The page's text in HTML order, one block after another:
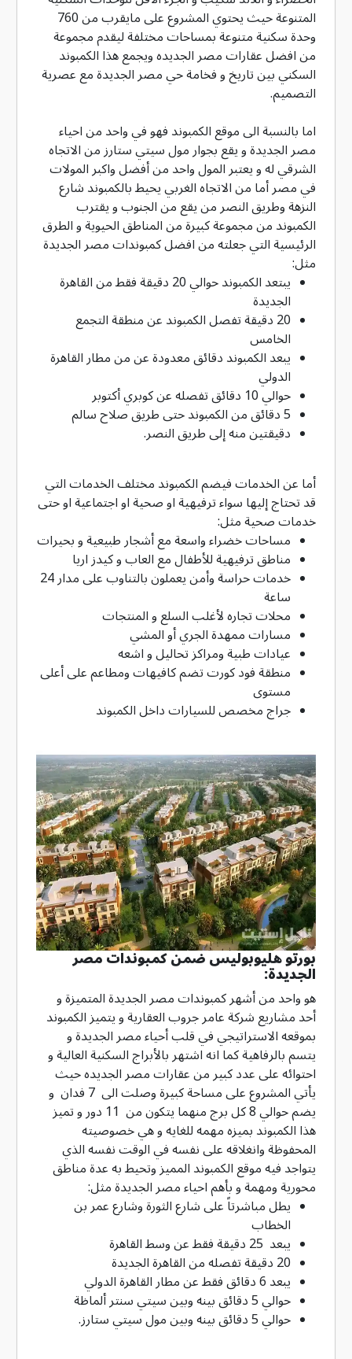
المتنوعة حيث يحتوي المشروع على مايقرب من 760
وحدة سكنية متنوعة بمساحات مختلفة ليقدم مجموعة
من افضل عقارات مصر الجديده ويجمع هذا الكمبوند
السكني بين تاريخ و فخامة حي مصر الجديدة مع عصرية
التصميم.
اما بالنسبة الى موقع الكمبوند فهو في واحد من احياء
مصر الجديدة و يقع بجوار مول سيتي ستارز من الاتجاه
الشرقي له و يعتبر المول واحد من أفضل واكبر المولات
في مصر أما من الاتجاه الغربي يحيط بالكمبوند شارع
النزهة وطريق النصر من يقع من الجنوب و يقترب
الكمبوند من مجموعة كبيرة من المناطق الحيوية و الطرق
الرئيسية التي جعلته من افضل كمبوندات مصر الجديدة
مثل:
يبتعد الكمبوند حوالي 20 دقيقة فقط من القاهرة
الجديدة
20 دقيقة تفصل الكمبوند عن منطقة التجمع
الخامس
يبعد الكمبوند دقائق معدودة عن من مطار القاهرة
الدولي
حوالي 10 دقائق تفصله عن كوبري أكتوبر
5 دقائق من الكمبوند حتى طريق صلاح سالم
دقيقتين منه إلى طريق النصر.
أما عن الخدمات فيضم الكمبوند مختلف الخدمات التي
قد تحتاج إليها سواء ترفيهية او صحية او اجتماعية او حتى
خدمات صحية مثل:
مساحات خضراء واسعة مع أشجار طبيعية و بحيرات
مناطق ترفيهية للأطفال مع العاب و كيدز اريا
خدمات حراسة وأمن يعملون بالتناوب على مدار 24
ساعة
محلات تجاره لأغلب السلع و المنتجات
مسارات ممهدة الجري أو المشي
عيادات طبية ومراكز تحاليل و اشعه
منطقة فود كورت تضم كافيهات ومطاعم على أعلى
مستوى
جراج مخصص للسيارات داخل الكمبوند
بورتو هليوبوليس ضمن كمبوندات مصر
الجديدة:
هو واحد من أشهر كمبوندات مصر الجديدة المتميزة و
أحد مشاريع شركة عامر جروب العقارية و يتميز الكمبوند
بموقعه الاستراتيجي في قلب أحياء مصر الجديدة و
يتسم بالرفاهية كما انه اشتهر بالأبراج السكنية العالية و
احتوائه على عدد كبير من عقارات مصر الجديده حيث
يأتي المشروع على مساحة كبيرة وصلت الى 7 فدان و
يضم حوالي 8 كل برج منهما يتكون من 11 دور و تميز
هذا الكمبوند بميزه مهمه للغايه و هي خصوصيته
المحفوظة وانغلاقه على نفسه في الوقت نفسه الذي
يتواجد فيه موقع الكمبوند المميز وتحيط به عدة مناطق
محورية ومهمة و بأهم احياء مصر الجديدة مثل:
يطل مباشرتاً على شارع الثورة وشارع عمر بن
الخطاب
يبعد 25 دقيقة فقط عن وسط القاهرة
20 دقيقة تفصله من القاهرة الجديدة
يبعد 6 دقائق فقط عن مطار القاهرة الدولي
حوالي 5 دقائق بينه وبين سيتي سنتر ألماظة
حوالي 5 دقائق بينه وبين مول سيتي ستارز.